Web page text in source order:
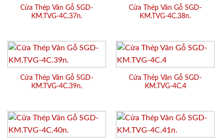
Cửa Thép Vân Gỗ SGD-
KM.TVG-4C.37n.
Cửa Thép Vân Gỗ SGD-
KM.TVG-4C.38n.
Cửa Thép Vân Gỗ SGD-
KM.TVG-4C.39n.
Cửa Thép Vân Gỗ SGD-
KM.TVG-4C.4